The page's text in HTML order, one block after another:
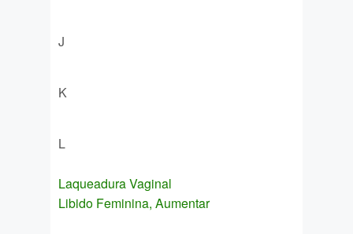
J
K
L
Laqueadura Vaginal
Libido Feminina, Aumentar